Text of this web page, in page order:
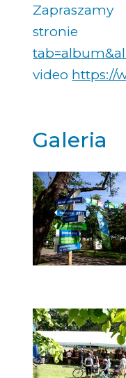
video https://
Galeria